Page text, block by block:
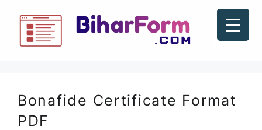
Bonafide Certificate Format
PDF